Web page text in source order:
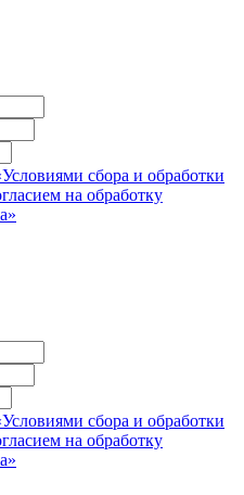
сбора и обработки
на обработку
сбора и обработки
на обработку